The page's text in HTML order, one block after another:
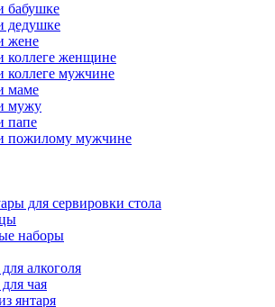
бабушке
дедушке
жене
коллеге женщине
коллеге мужчине
маме
мужу
папе
пожилому мужчине
для сервировки стола
наборы
алкоголя
чая
янтаря